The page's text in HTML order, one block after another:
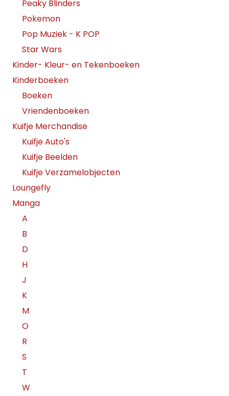
Peaky Blinders
Pokemon
Pop Muziek - K POP
Star Wars
Kinder- Kleur- en Tekenboeken
Kinderboeken
Boeken
Vriendenboeken
Kuifje Merchandise
Kuifje Auto's
Kuifje Beelden
Kuifje Verzamelobjecten
Loungefly
Manga
A
B
D
H
J
K
M
O
R
S
T
W